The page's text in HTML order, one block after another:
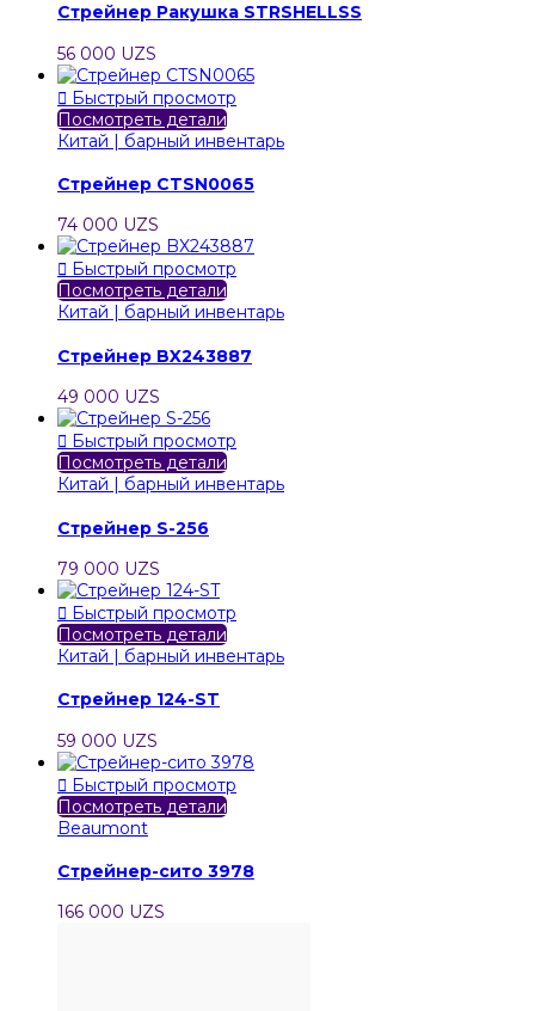
Стрейнер Ракушка STRSHELLSS
56 000 UZS
 Быстрый просмотр
Посмотреть детали
Китай | барный инвентарь
Стрейнер CTSN0065
74 000 UZS
 Быстрый просмотр
Посмотреть детали
Китай | барный инвентарь
Стрейнер BX243887
49 000 UZS
 Быстрый просмотр
Посмотреть детали
Китай | барный инвентарь
Стрейнер S-256
79 000 UZS
 Быстрый просмотр
Посмотреть детали
Китай | барный инвентарь
Стрейнер 124-ST
59 000 UZS
 Быстрый просмотр
Посмотреть детали
Beaumont
Стрейнер-сито 3978
166 000 UZS